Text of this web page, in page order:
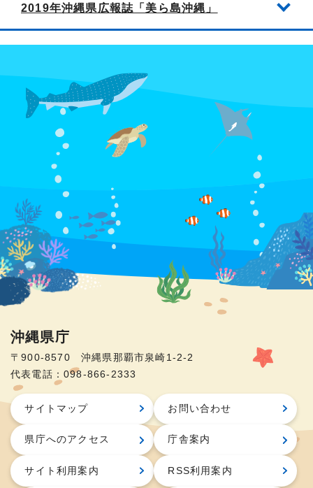
2019年沖縄県広報誌「美ら島沖縄」
沖縄県庁
〒900-8570 沖縄県那覇市泉崎1-2-2
代表電話：098-866-2333
サイトマップ お問い合わせ
県庁へのアクセス 庁舎案内
サイト利用案内 RSS利用案内